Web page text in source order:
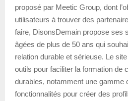
proposé par Meetic Group, dont
utilisateurs à trouver des
faire, DisonsDemain propose ses
âgées de plus de 50 ans qui
relation durable et sérieuse. Le
outils pour faciliter la formation de
durables, notamment une gamme
fonctionnalités pour créer des